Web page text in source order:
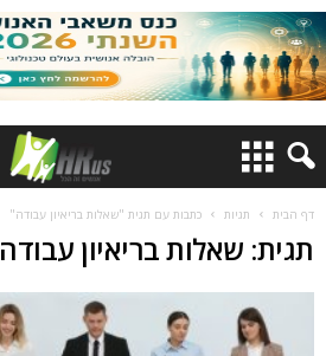
דף הבית תגיות כתבות עם תגית "שאלות בריאיון עבודה"
תגית: שאלות בריאיון עבודה